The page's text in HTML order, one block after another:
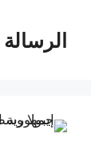
المحتوى